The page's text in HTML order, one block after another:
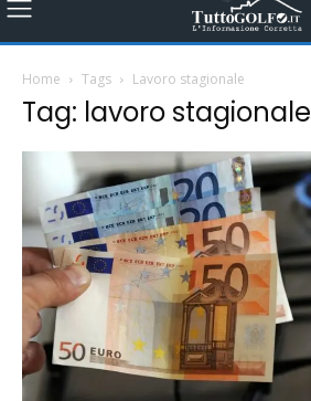
Home Tags Lavoro stagionale
Tag: lavoro stagionale